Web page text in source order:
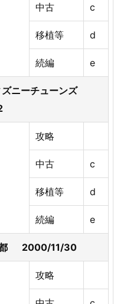
中古 c
移植等 d
続編 e
ズニーチューンズ
攻略
中古 c
移植等 d
続編 e
の都 2000/11/30
攻略